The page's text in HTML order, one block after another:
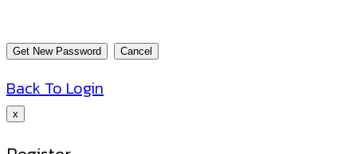
Back To Login
x